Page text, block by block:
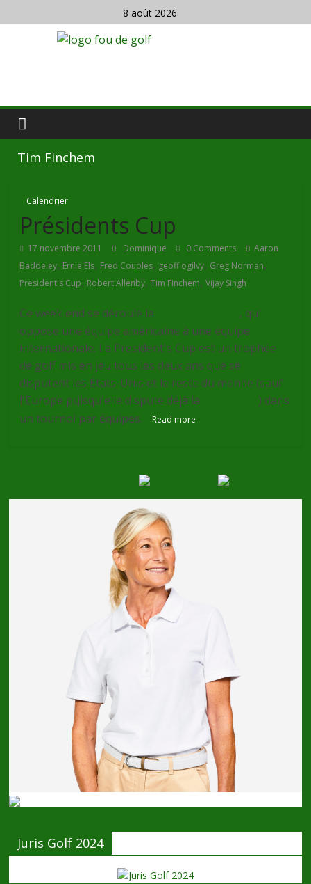
8 août 2026
Tim Finchem
Calendrier
Présidents Cup
17 novembre 2011 Dominique 0 Comments
Aaron
Baddeley, Ernie Els, Fred Couples, geoff ogilvy, Greg Norman,
President's Cup, Robert Allenby,Tim Finchem,Vijay Singh
Ce week end se déroule la
, qui
oppose une équipe américaine à une équipe
internationale. La President's Cup est un trophée
de golf mis en jeu tous les deux ans que se
disputent les États-Unis et le reste du monde (sauf
l'Europe puisqu'elle dispute déjà la
) dans
un tournoi par équipes.
Read more
Juris Golf 2024